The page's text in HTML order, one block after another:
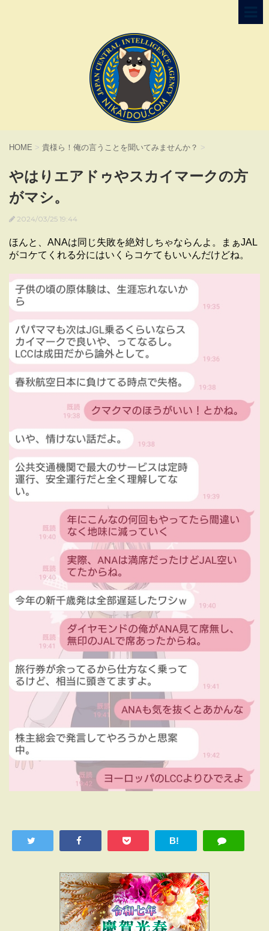
HOME > 貴様ら！俺の言うことを聞いてみませんか？ >
やはりエアドゥやスカイマークの方
がマシ。
2024/03/25 19:44
ほんと、ANAは同じ失敗を絶対しちゃならんよ。まぁJAL
がコケてくれる分にはいくらコケてもいいんだけどね。
B!